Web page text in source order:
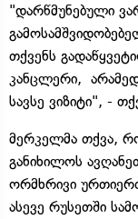
"დარწმუნებული
თქვენს
კანცლერი,
სავსე ვიზიტი", -
მერკელმა თქვა,
განიხილოს
ორმხრივი
ასევე რუსეთში